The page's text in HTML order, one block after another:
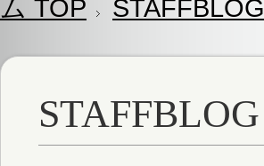
ム TOP
STAFFBLOG
STAFFBLOG